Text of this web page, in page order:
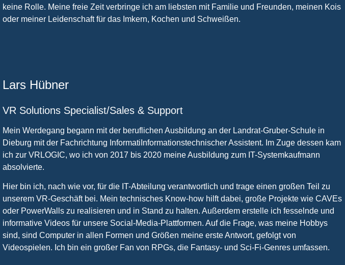
keine Rolle. Meine freie Zeit verbringe ich am liebsten mit Familie und Freunden, meinen Kois
oder meiner Leidenschaft für das Imkern, Kochen und Schweißen.
Lars Hübner
VR Solutions Specialist/Sales & Support
Mein Werdegang begann mit der beruflichen Ausbildung an der Landrat-Gruber-Schule in
Dieburg mit der Fachrichtung InformatiInformationstechnischer Assistent. Im Zuge dessen kam
ich zur VRLOGIC, wo ich von 2017 bis 2020 meine Ausbildung zum IT-Systemkaufmann
absolvierte.
Hier bin ich, nach wie vor, für die IT-Abteilung verantwortlich und trage einen großen Teil zu
unserem VR-Geschäft bei. Mein technisches Know-how hilft dabei, große Projekte wie CAVEs
oder PowerWalls zu realisieren und in Stand zu halten. Außerdem erstelle ich fesselnde und
informative Videos für unsere Social-Media-Plattformen. Auf die Frage, was meine Hobbys
sind, sind Computer in allen Formen und Größen meine erste Antwort, gefolgt von
Videospielen. Ich bin ein großer Fan von RPGs, die Fantasy- und Sci-Fi-Genres umfassen.